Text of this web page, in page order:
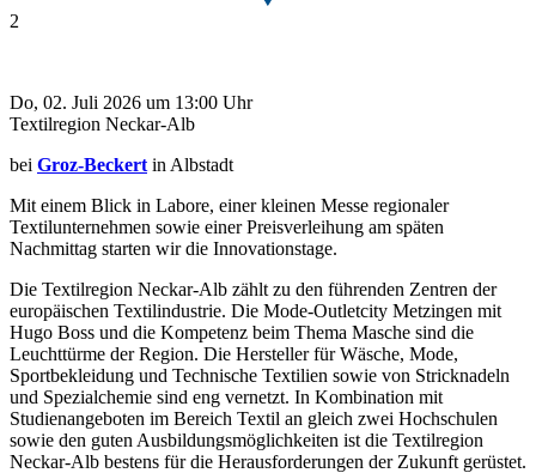
2
Do, 02. Juli 2026 um 13:00 Uhr
Textilregion Neckar-Alb
bei Groz-Beckert in Albstadt
Mit einem Blick in Labore, einer kleinen Messe regionaler
Textilunternehmen sowie einer Preisverleihung am späten
Nachmittag starten wir die Innovationstage.
Die Textilregion Neckar-Alb zählt zu den führenden Zentren der
europäischen Textilindustrie. Die Mode-Outletcity Metzingen mit
Hugo Boss und die Kompetenz beim Thema Masche sind die
Leuchttürme der Region. Die Hersteller für Wäsche, Mode,
Sportbekleidung und Technische Textilien sowie von Stricknadeln
und Spezialchemie sind eng vernetzt. In Kombination mit
Studienangeboten im Bereich Textil an gleich zwei Hochschulen
sowie den guten Ausbildungsmöglichkeiten ist die Textilregion
Neckar-Alb bestens für die Herausforderungen der Zukunft gerüstet.